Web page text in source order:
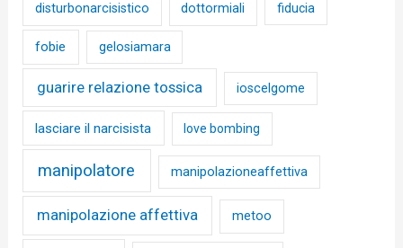
disturbonarcisistico dottormiali fiducia
fobie gelosiamara
guarire relazione tossica ioscelgome
lasciare il narcisista love bombing
manipolatore manipolazioneaffettiva
manipolazione affettiva metoo